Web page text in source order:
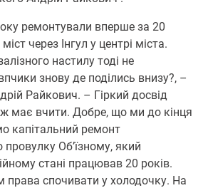
ремонтували вперше за 20
через Інгул у центрі міста.
настилу тоді не
знову де поділись внизу?, –
Райкович. – Гіркий досвід
має вчити. Добре, що ми до кінця
капітальний ремонт
Об’їзному, який
стані працював 20 років.
права спочивати у холодочку. На